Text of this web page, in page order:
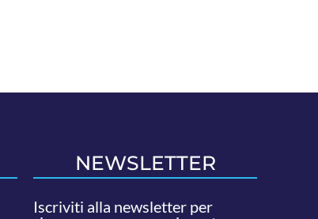
NEWSLETTER
Iscriviti alla newsletter per